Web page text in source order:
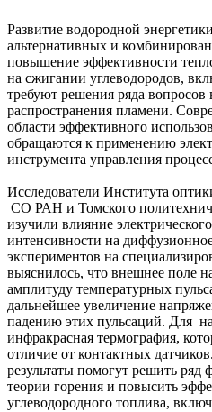
Развитие водородной
альтернативных и
повышение эффективности
на сжигании углеводородов,
требуют решения ряда вопросов
распространения пламени.
области эффективного
обращаются к применению
инструмента управления
Исследователи Института
СО РАН и Томского
изучили влияние
интенсивности на
экспериментов на
выяснилось, что внешнее поле
амплитуду температурных
дальнейшее увеличение
падению этих пульсаций. Для
инфракрасная термография,
отличие от контактных
результаты помогут решить ряд
теории горения и повысить
углеводородного топлива,